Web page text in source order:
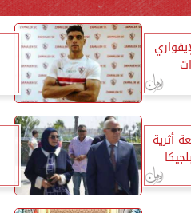
استرداد 16 قطعة أثرية